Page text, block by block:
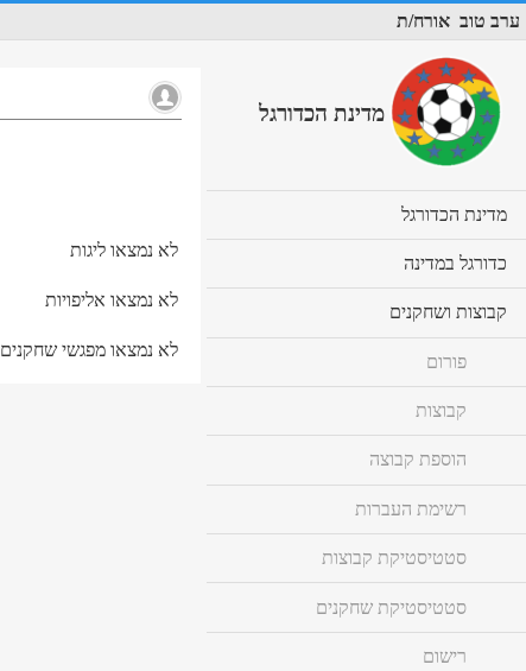
ערב טוב אורח/ת
לא נמצאו ליגות
לא נמצאו אליפויות
לא נמצאו מפגשי שחקנים
מדינת הכדורגל
מדינת הכדורגל
to
כדורגל במדינה
to
קבוצות ושחקנים
to
פורום
קבוצות
הוספת קבוצה
רשימת העברות
סטטיסטיקת קבוצות
סטטיסטיקת שחקנים
רישום